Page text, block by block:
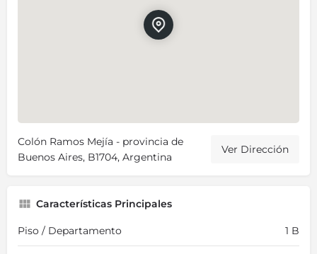
Colón Ramos Mejía - provincia de
Buenos Aires, B1704, Argentina
Ver Dirección
Características Principales
Piso / Departamento 1 B